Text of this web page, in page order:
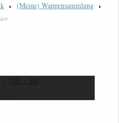
(Meine) Wappensammlung
700 × 850